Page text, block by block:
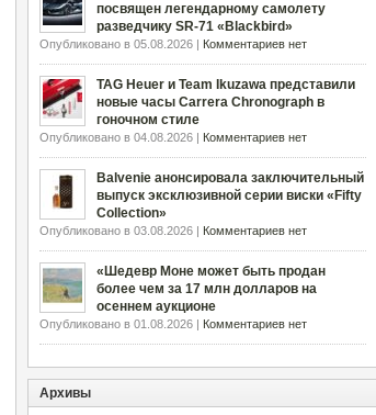
посвящен легендарному самолету
разведчику SR-71 «Blackbird»
Опубликовано в 05.08.2026 | Комментариев нет
TAG Heuer и Team Ikuzawa представили
новые часы Carrera Chronograph в
гоночном стиле
Опубликовано в 04.08.2026 | Комментариев нет
Balvenie анонсировала заключительный
выпуск эксклюзивной серии виски «Fifty
Collection»
Опубликовано в 03.08.2026 | Комментариев нет
«Шедевр Моне может быть продан
более чем за 17 млн долларов на
осеннем аукционе
Опубликовано в 01.08.2026 | Комментариев нет
Архивы